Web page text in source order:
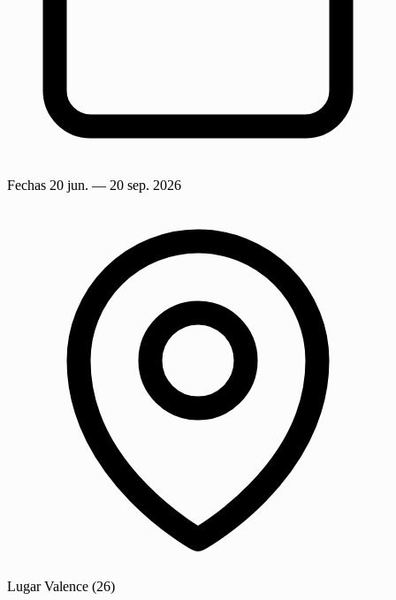
Fechas 20 jun. — 20 sep. 2026
Lugar Valence (26)